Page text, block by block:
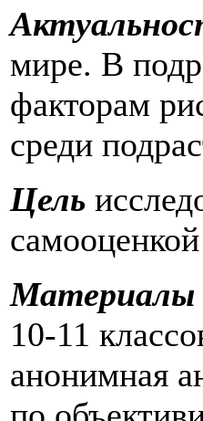
мире. В
факторам
среди
Цель
Материалы
10-11
анонимная